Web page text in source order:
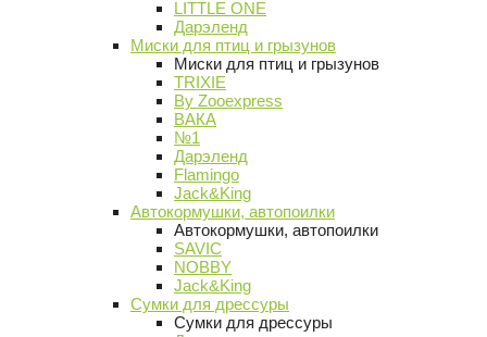
LITTLE ONE
Дарэленд
Миски для птиц и грызунов
Миски для птиц и грызунов
TRIXIE
By Zooexpress
ВАКА
№1
Дарэленд
Flamingo
Jack&King
Автокормушки, автопоилки
Автокормушки, автопоилки
SAVIC
NOBBY
Jack&King
Сумки для дрессуры
Сумки для дрессуры